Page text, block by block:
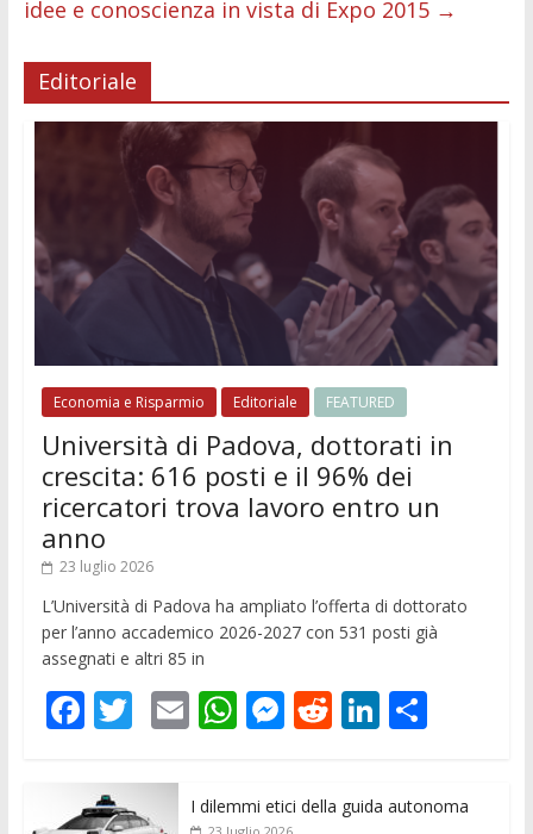
idee e conoscienza in vista di Expo 2015 →
Editoriale
Economia e Risparmio Editoriale FEATURED
Università di Padova, dottorati in
crescita: 616 posti e il 96% dei
ricercatori trova lavoro entro un
anno
23 luglio 2026
L’Università di Padova ha ampliato l’offerta di dottorato
per l’anno accademico 2026-2027 con 531 posti già
assegnati e altri 85 in
F
e
T
itt
E
ai
W M
ss
R Li C
I dilemmi etici della guida autonoma